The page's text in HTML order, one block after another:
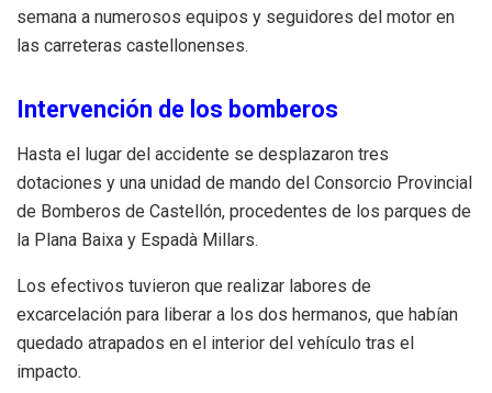
semana a numerosos equipos y seguidores del motor en
las carreteras castellonenses.
Intervención de los bomberos
Hasta el lugar del accidente se desplazaron tres
dotaciones y una unidad de mando del Consorcio Provincial
de Bomberos de Castellón, procedentes de los parques de
la Plana Baixa y Espadà Millars.
Los efectivos tuvieron que realizar labores de
excarcelación para liberar a los dos hermanos, que habían
quedado atrapados en el interior del vehículo tras el
impacto.